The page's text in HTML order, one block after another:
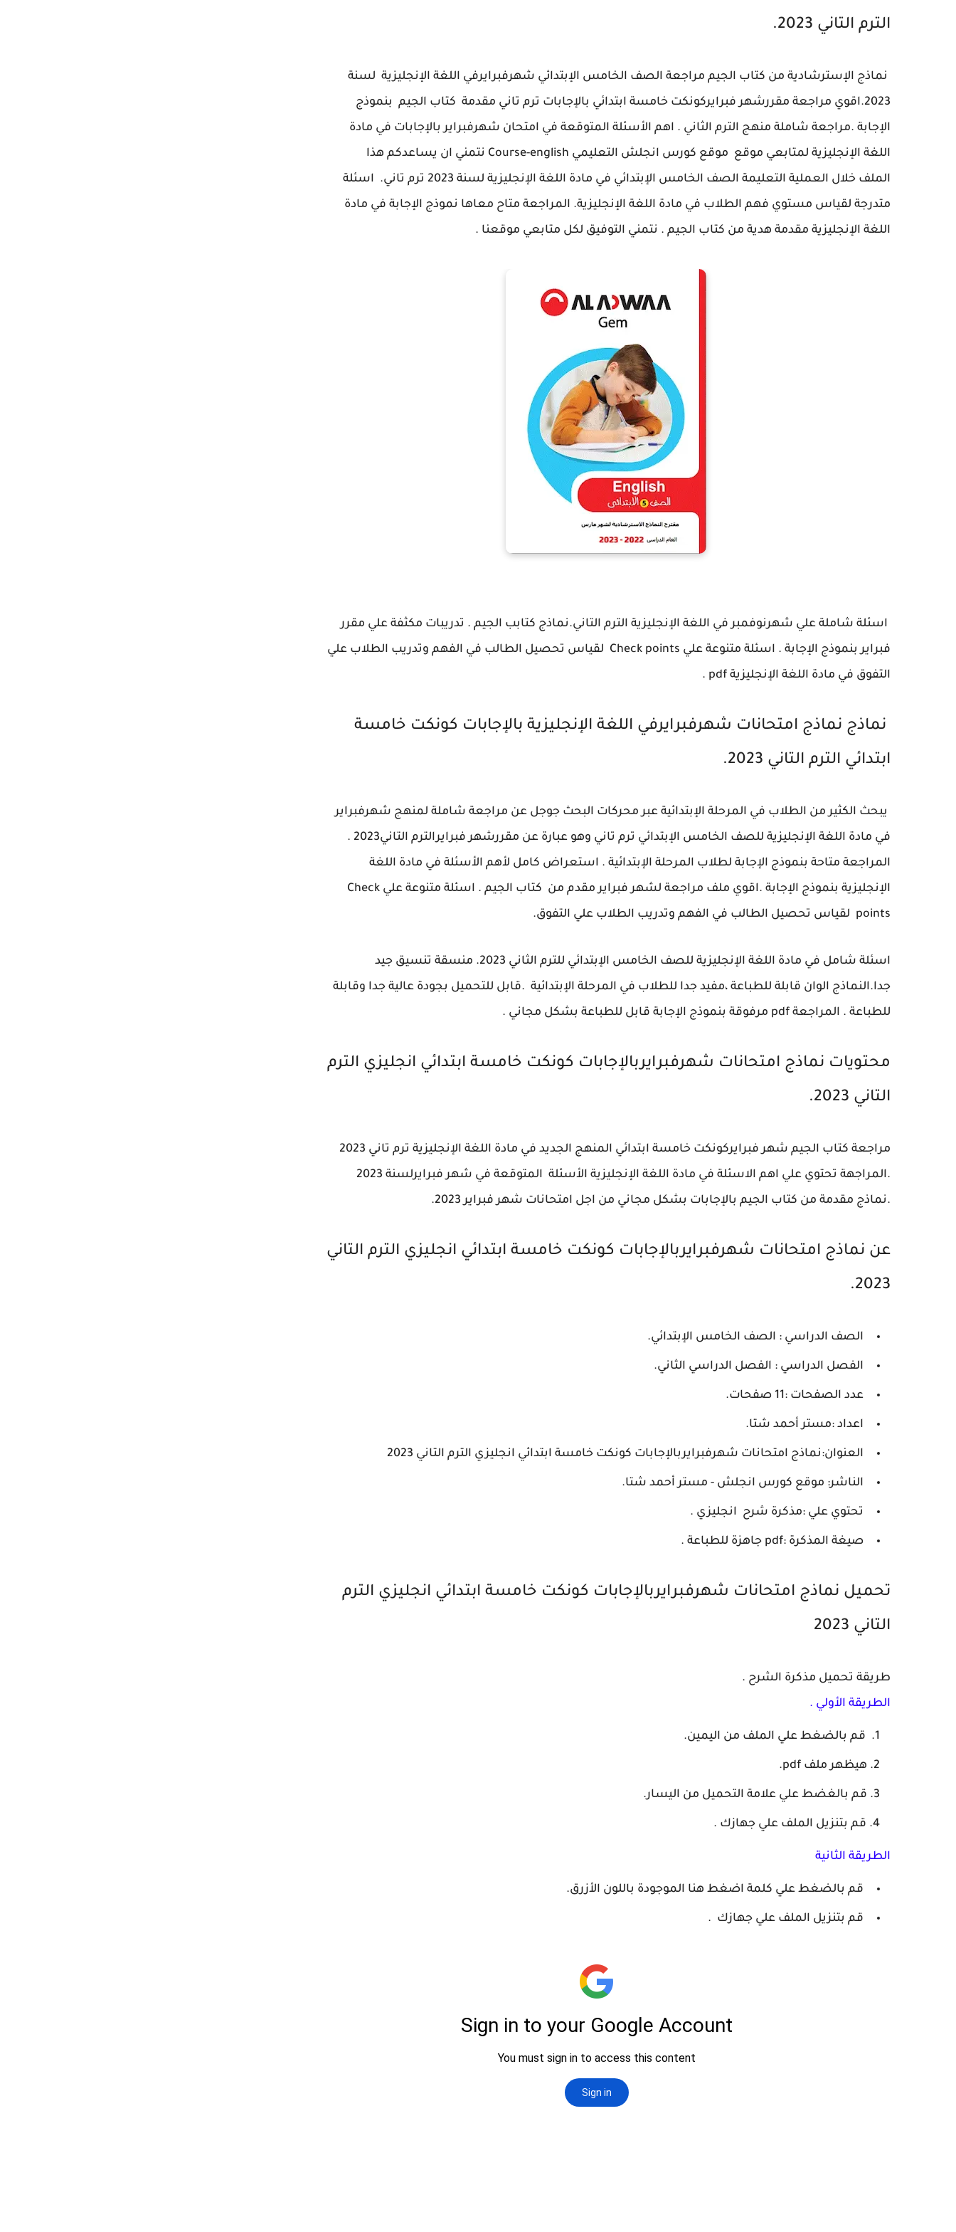
الترم التاني 2023.
نماذج الإسترشادية من كتاب الجيم مراجعة الصف الخامس الإبتدائي شهرفبرايرفي اللغة الإنجليزية لسنة
2023.اقوي مراجعة مقررشهر فبرايركونكت خامسة ابتدائي بالإجابات ترم تاني مقدمة كتاب الجيم بنموذج
الإجابة .مراجعة شاملة منهج الترم الثاني . اهم الأسئلة المتوقعة في امتحان شهرفبراير بالإجابات في مادة
اللغة الإنجليزية لمتابعي موقع
موقع كورس انجلش التعليمي Course-english نتمني ان يساعدكم هذا
الملف خلال العملية التعليمة الصف الخامس الإبتدائي في مادة اللغة الإنجليزية لسنة 2023 ترم تاني.
اسئلة
متدرجة لقياس مستوي فهم الطلاب في مادة اللغة الإنجليزية. المراجعة متاح معاها نموذج الإجابة في مادة
اللغة الإنجليزية مقدمة هدية من كتاب الجيم . نتمني التوفيق لكل متابعي موقعنا .
اسئلة شاملة علي شهرنوفمبر في اللغة الإنجليزية الترم التاني.نماذج كتابب الجيم . تدريبات مكثفة علي مقرر
فبراير بنموذج الإجابة .
اسئلة متنوعة علي Check points لقياس تحصيل الطالب في الفهم وتدريب الطلاب علي
التفوق في مادة اللغة الإنجليزية pdf .
نماذج نماذج امتحانات شهرفبرايرفي اللغة الإنجليزية بالإجابات كونكت خامسة
ابتدائي الترم التاني 2023.
يبحث الكثير من الطلاب في المرحلة الإبتدائية عبر محركات البحث جوجل عن مراجعة شاملة لمنهج شهرفبراير
في مادة اللغة الإنجليزية للصف الخامس الإبتدائي ترم تاني وهو عبارة عن مقررشهر فبرايرالترم التاني2023 .
المراجعة متاحة بنموذج الإجابة لطلاب المرحلة الإبتدائية . استعراض كامل لأهم الأسئلة في مادة اللغة
الإنجليزية بنموذج الإجابة .اقوي ملف مراجعة لشهر فبراير مقدم من كتاب الجيم .
اسئلة متنوعة علي Check
points لقياس تحصيل الطالب في الفهم وتدريب الطلاب علي التفوق.
اسئلة شامل في مادة اللغة الإنجليزية للصف الخامس الإبتدائي للترم الثاني 2023. منسقة تنسيق جيد
جدا.النماذج الوان قابلة للطباعة ،مفيد جدا للطلاب في المرحلة الإبتدائية .قابل للتحميل بجودة عالية جدا وقابلة
للطباعة . المراجعة pdf مرفوقة بنموذج الإجابة قابل للطباعة بشكل مجاني .
محتويات نماذج امتحانات شهرفبرايربالإجابات كونكت خامسة ابتدائي انجليزي الترم
التاني 2023.
.المراجهة تحتوي علي اهم الاسئلة في مادة اللغة الإنجليزية الأسئلة المتوقعة في شهر فبرايرلسنة 2023
.نماذج مقدمة من كتاب الجيم بالإجابات بشكل مجاني من اجل امتحانات شهر فبراير 2023.
عن نماذج امتحانات شهرفبرايربالإجابات كونكت خامسة ابتدائي انجليزي الترم التاني
2023.
الصف الدراسي : الصف الخامس الإبتدائي.
الفصل الدراسي : الفصل الدراسي الثاني.
عدد الصفحات :11 صفحات.
اعداد :مستر أحمد شتا.
العنوان:نماذج امتحانات شهرفبرايربالإجابات كونكت خامسة ابتدائي انجليزي الترم التاني 2023
الناشر: موقع كورس انجلش - مستر أحمد شتا.
تحتوي علي :مذكرة شرح انجليزي .
صيغة المذكرة :pdf جاهزة للطباعة .
تحميل نماذج امتحانات شهرفبرايربالإجابات كونكت خامسة ابتدائي انجليزي الترم
التاني 2023
طريقة تحميل مذكرة الشرح .
الطريقة الأولي .
قم بالضغط علي الملف من اليمين.
هيظهر ملف pdf.
قم بالغضط علي علامة التحميل من اليسار.
قم بتنزيل الملف علي جهازك .
الطريقة الثانية
قم بالضغط علي كلمة اضغط هنا الموجودة باللون الأزرق.
قم بتنزيل الملف علي جهازك .